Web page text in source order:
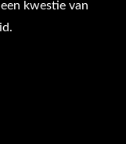
kwestie van